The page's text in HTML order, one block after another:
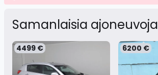
Samanlaisia ​​ajoneuvoja
4499 € 6200 €